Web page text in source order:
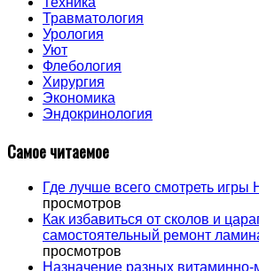
Травматология
Урология
Уют
Флебология
Хирургия
Экономика
Эндокринология
Самое читаемое
Где лучше всего смотреть игры
просмотров
Как избавиться от сколов и
самостоятельный ремонт
просмотров
Назначение разных